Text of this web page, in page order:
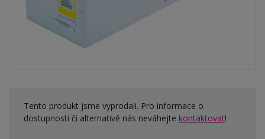
Tento produkt jsme vyprodali. Pro informace o
dostupnosti či alternativě nás neváhejte kontaktovat!